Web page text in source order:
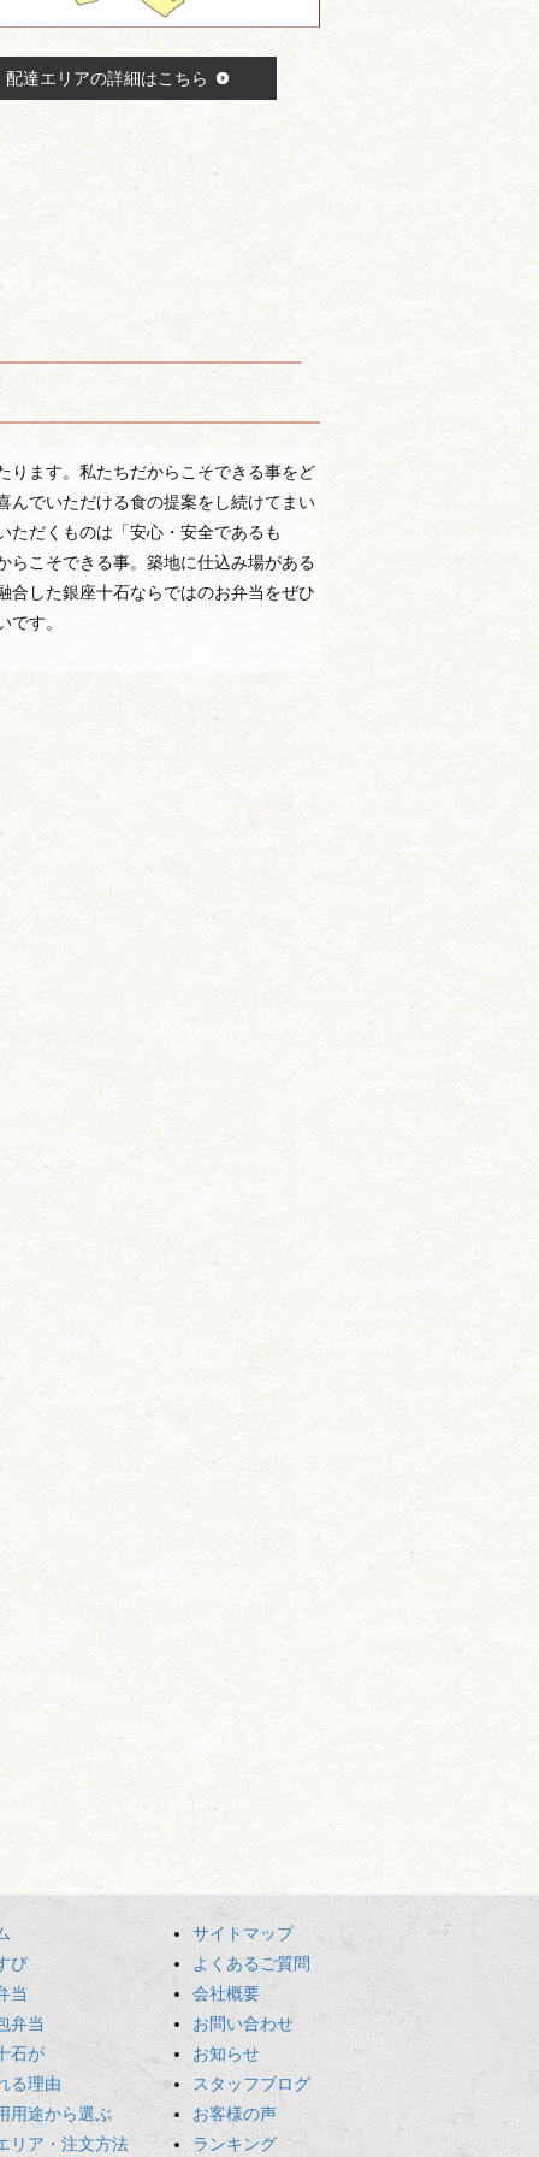
配達エリアの詳細はこちら
ります。私たちだからこそできる事をど
んでいただける食の提案をし続けてまい
ただくものは「安心・安全であるも
らこそできる事。築地に仕込み場がある
合した銀座十石ならではのお弁当をぜひ
す。
び
当
弁当
石が
る理由
用途から選ぶ
リア・注文方法
サイトマップ
よくあるご質問
会社概要
お問い合わせ
お知らせ
スタッフブログ
お客様の声
ランキング